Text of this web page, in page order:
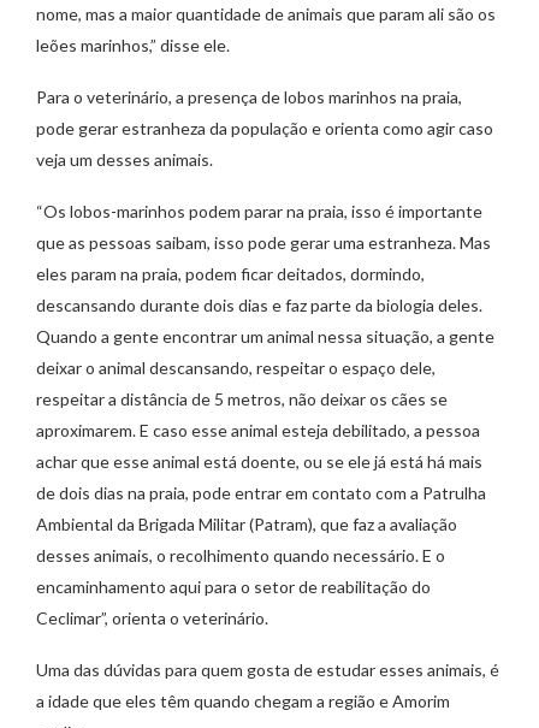
nome, mas a maior quantidade de animais que param ali são os
leões marinhos,” disse ele.
Para o veterinário, a presença de lobos marinhos na praia,
pode gerar estranheza da população e orienta como agir caso
veja um desses animais.
“Os lobos-marinhos podem parar na praia, isso é importante
que as pessoas saibam, isso pode gerar uma estranheza. Mas
eles param na praia, podem ficar deitados, dormindo,
descansando durante dois dias e faz parte da biologia deles.
Quando a gente encontrar um animal nessa situação, a gente
deixar o animal descansando, respeitar o espaço dele,
respeitar a distância de 5 metros, não deixar os cães se
aproximarem. E caso esse animal esteja debilitado, a pessoa
achar que esse animal está doente, ou se ele já está há mais
de dois dias na praia, pode entrar em contato com a Patrulha
Ambiental da Brigada Militar (Patram), que faz a avaliação
desses animais, o recolhimento quando necessário. E o
encaminhamento aqui para o setor de reabilitação do
Ceclimar”, orienta o veterinário.
Uma das dúvidas para quem gosta de estudar esses animais, é
a idade que eles têm quando chegam a região e Amorim